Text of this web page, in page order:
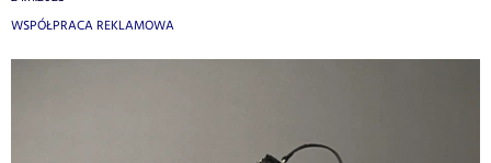
WSPÓŁPRACA REKLAMOWA